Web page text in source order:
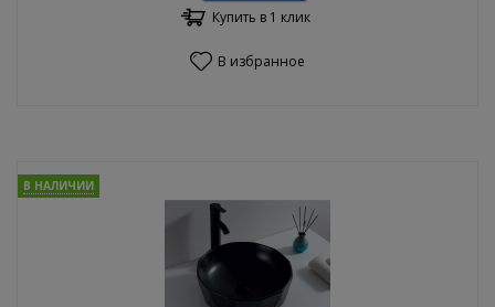
Купить в 1 клик
В избранное
В НАЛИЧИИ